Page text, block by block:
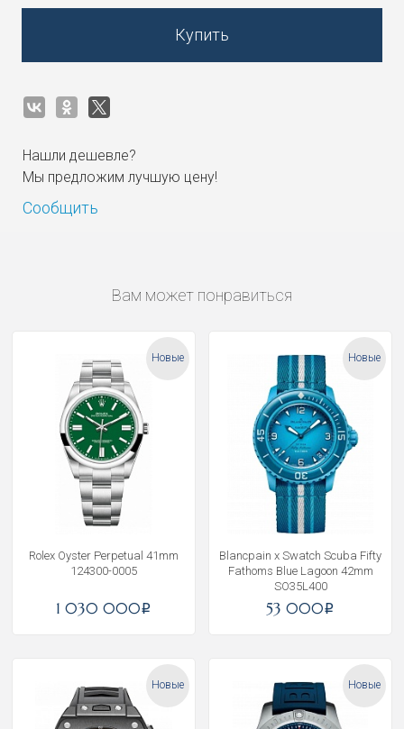
Купить
Нашли дешевле?
Мы предложим лучшую цену!
Сообщить
Вам может понравиться
Новые
Rolex Oyster Perpetual 41mm
124300-0005
1 030 000i
Новые
Blancpain x Swatch Scuba Fifty
Fathoms Blue Lagoon 42mm
SO35L400
53 000i
Новые Новые